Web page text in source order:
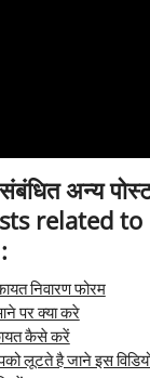
संबंधित अन्य
related
निवारण फोरम
पर क्या करे
कैसे करें
लूटते है जाने इस